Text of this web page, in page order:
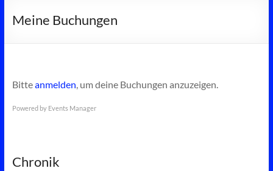
Meine Buchungen
Bitteanmelden, um deine Buchungen anzuzeigen.
Powered by Events Manager
Chronik